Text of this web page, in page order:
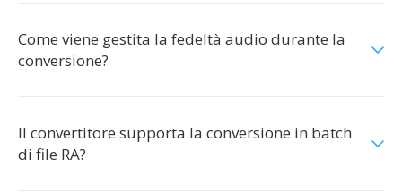
Come viene gestita la fedeltà audio durante la
conversione?
Il convertitore supporta la conversione in batch
di file RA?